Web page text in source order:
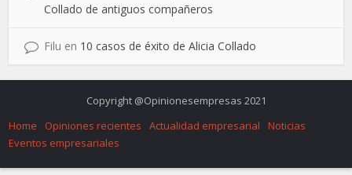
Collado de antiguos compañeros
Filu en 10 casos de éxito de Alicia Collado
Copyright @Opinionesempresas 2021
Home
Opiniones recientes Actualidad empresarial
Noticias
Eventos empresariales